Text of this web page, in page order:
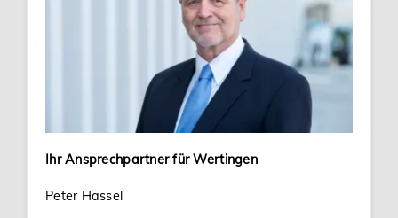
Ihr Ansprechpartner für Wertingen
Peter Hassel